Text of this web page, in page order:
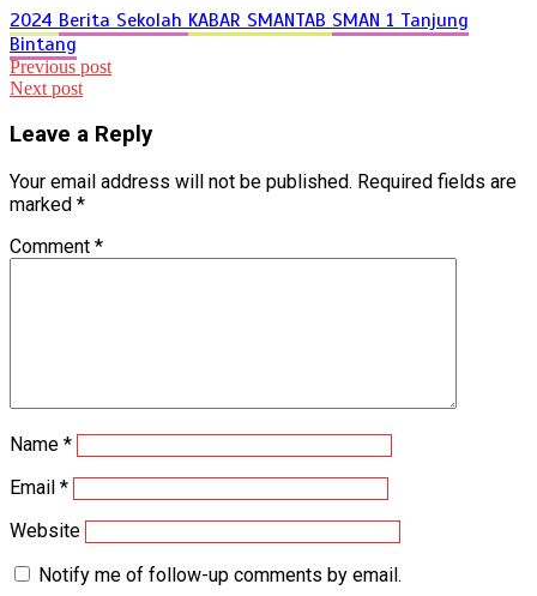
2024 Berita Sekolah KABAR SMANTAB SMAN 1 Tanjung
Bintang
Post
navigation
Previous post
Next post
Leave a Reply
Your email address will not be published. Required fields are
marked *
Comment *
Name *
Email *
Website
Notify me of follow-up comments by email.